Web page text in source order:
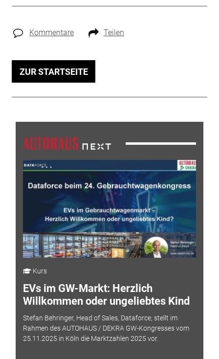
Kommentare Teilen
ZUR STARTSEITE
Kurs
EVs im GW-Markt: Herzlich
Willkommen oder ungeliebtes Kind
Stefan Behringer, Head of Sales, Dataforce, stellt im
Rahmen des AUTOHAUS / DEKRA GW-Kongresses vom
25.11.2025 in Köln die Marktzahlen 2025 vor.